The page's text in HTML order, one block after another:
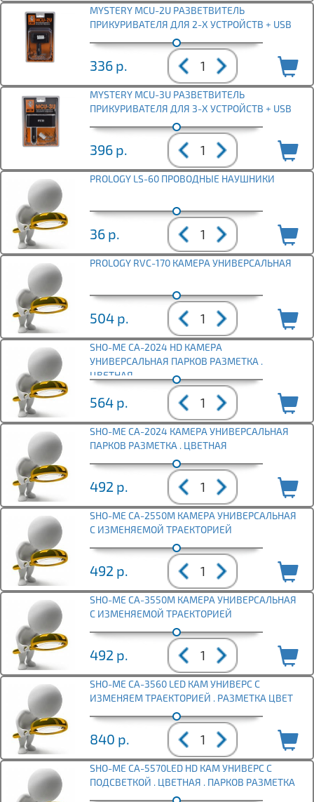
MYSTERY MCU-2U РАЗВЕТВИТЕЛЬ
ПРИКУРИВАТЕЛЯ ДЛЯ 2-Х УСТРОЙСТВ + USB
336 р.
MYSTERY MCU-3U РАЗВЕТВИТЕЛЬ
ПРИКУРИВАТЕЛЯ ДЛЯ 3-Х УСТРОЙСТВ + USB
396 р.
PROLOGY LS-60 ПРОВОДНЫЕ НАУШНИКИ
36 р.
PROLOGY RVC-170 КАМЕРА УНИВЕРСАЛЬНАЯ
504 р.
SHO-ME CA-2024 HD КАМЕРА
УНИВЕРСАЛЬНАЯ ПАРКОВ РАЗМЕТКА .
ЦВЕТНАЯ
564 р.
SHO-ME CA-2024 КАМЕРА УНИВЕРСАЛЬНАЯ
ПАРКОВ РАЗМЕТКА . ЦВЕТНАЯ
492 р.
SHO-ME CA-2550M КАМЕРА УНИВЕРСАЛЬНАЯ
С ИЗМЕНЯЕМОЙ ТРАЕКТОРИЕЙ
492 р.
SHO-ME CA-3550M КАМЕРА УНИВЕРСАЛЬНАЯ
С ИЗМЕНЯЕМОЙ ТРАЕКТОРИЕЙ
492 р.
SHO-ME CA-3560 LED КАМ УНИВЕРС С
ИЗМЕНЯЕМ ТРАЕКТОРИЕЙ . РАЗМЕТКА ЦВЕТ
840 р.
SHO-ME CA-5570LED HD КАМ УНИВЕРС С
ПОДСВЕТКОЙ . ЦВЕТНАЯ . ПАРКОВ РАЗМЕТКА